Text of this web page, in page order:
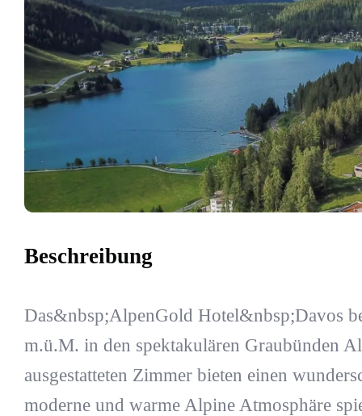
Beschreibung
Das&nbsp;AlpenGold Hotel&nbsp;Davos
m.ü.M. in den spektakulären Graubünden
ausgestatteten Zimmer bieten einen
moderne und warme Alpine Atmosphäre